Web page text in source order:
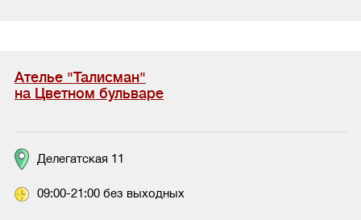
Ателье "Талисман"
на Цветном бульваре
Делегатская 11
09:00-21:00 без выходных